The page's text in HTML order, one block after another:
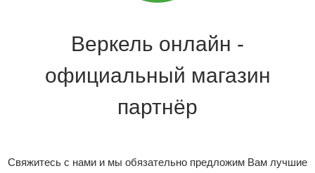
Веркель онлайн -
официальный магазин
партнёр
Свяжитесь с нами и мы обязательно предложим Вам лучшие